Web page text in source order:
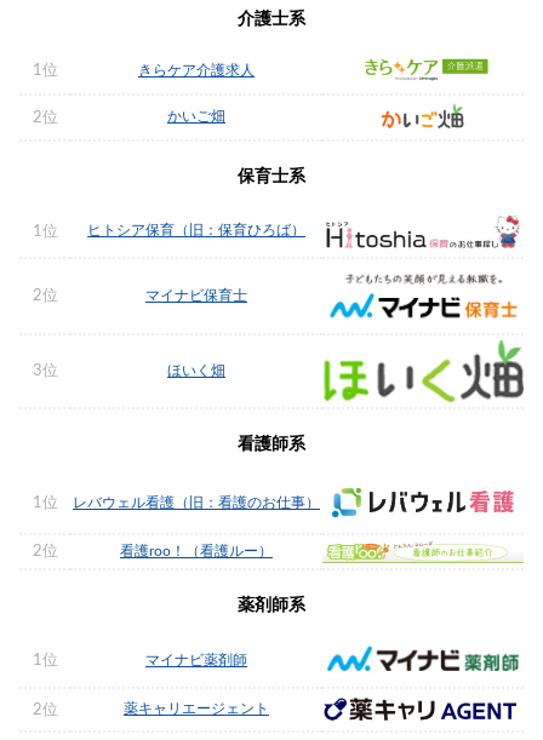
介護士系
1位 きらケア介護求人
2位 かいご畑
保育士系
1位 ヒトシア保育（旧：保育ひろば）
2位 マイナビ保育士
3位 ほいく畑
看護師系
1位 レバウェル看護（旧：看護のお仕事）
2位 看護roo！（看護ルー）
薬剤師系
1位 マイナビ薬剤師
2位 薬キャリエージェント